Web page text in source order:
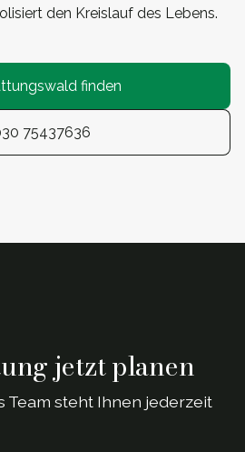
den Kreislauf des Lebens.
finden
75437636
jetzt planen
Team steht Ihnen jederzeit